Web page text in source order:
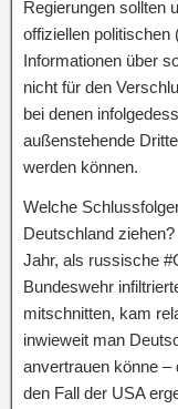
Regierungen sollten
offiziellen politischen
Informationen über
nicht für den
bei denen
außenstehende
werden können.
Welche
Deutschland
Jahr, als russische
Bundeswehr
mitschnitten, kam
inwieweit man
anvertrauen könne
den Fall der USA